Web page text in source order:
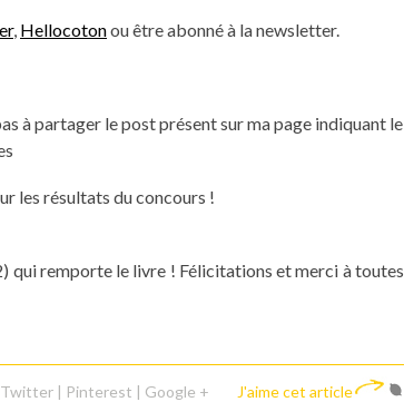
, Hellocotonou être abonné à la newsletter.
à partager le post présent sur ma page indiquant le
les résultats du concours !
qui remporte le livre ! Félicitations et merci à toutes
Twitter | Pinterest | Google + J'aime cet article